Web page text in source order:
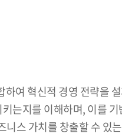
여 혁신적 경영 전략을
는지를 이해하며, 이를
스 가치를 창출할 수 있